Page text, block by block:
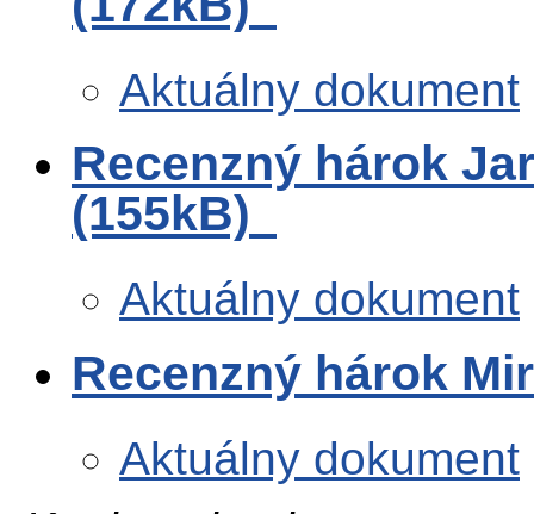
Aktuálny dokument
Recenzný hárok
(155kB)
Aktuálny dokument
Recenzný hárok
Aktuálny dokument